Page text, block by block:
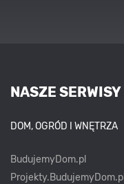
NASZE SERWISY
DOM, OGRÓD I WNĘTRZA
BudujemyDom.pl
Projekty.BudujemyDom.pl